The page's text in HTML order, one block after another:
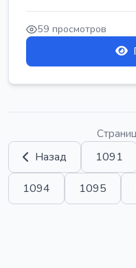
59 просмотров
Назад 1091
1094 1095